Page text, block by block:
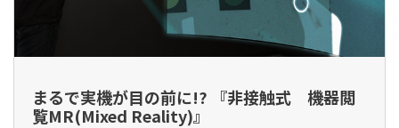
まるで実機が目の前に!? 『非接触式 機器閲
覧MR(Mixed Reality)』